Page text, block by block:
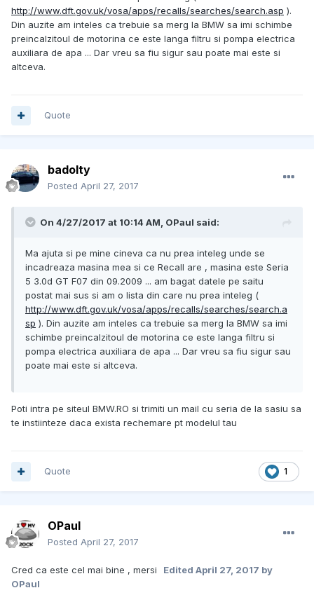
http://www.dft.gov.uk/vosa/apps/recalls/searches/search.asp ).
Din auzite am inteles ca trebuie sa merg la BMW sa imi schimbe
preincalzitoul de motorina ce este langa filtru si pompa electrica
auxiliara de apa ... Dar vreu sa fiu sigur sau poate mai este si
altceva.
Quote
badolty
Posted April 27, 2017
On 4/27/2017 at 10:14 AM, OPaul said:
Ma ajuta si pe mine cineva ca nu prea inteleg unde se
incadreaza masina mea si ce Recall are , masina este Seria
5 3.0d GT F07 din 09.2009 ... am bagat datele pe saitu
postat mai sus si am o lista din care nu prea inteleg (
http://www.dft.gov.uk/vosa/apps/recalls/searches/search.a
sp ). Din auzite am inteles ca trebuie sa merg la BMW sa imi
schimbe preincalzitoul de motorina ce este langa filtru si
pompa electrica auxiliara de apa ... Dar vreu sa fiu sigur sau
poate mai este si altceva.
Poti intra pe siteul BMW.RO si trimiti un mail cu seria de la sasiu sa
te instiinteze daca exista rechemare pt modelul tau
1
Quote
OPaul
Posted April 27, 2017
Cred ca este cel mai bine , mersi Edited April 27, 2017 by
OPaul